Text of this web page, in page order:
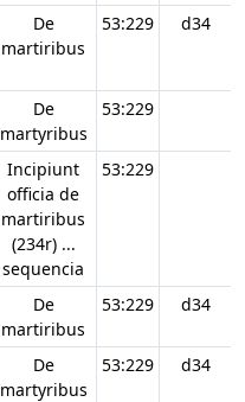
De
martiribus
53:229 d34
De
martyribus
53:229
Incipiunt
officia de
martiribus
(234r) ...
sequencia
53:229
De
martiribus
53:229 d34
De
martyribus
53:229 d34